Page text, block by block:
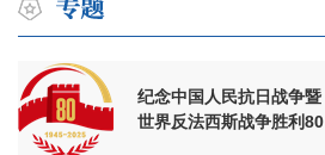
纪念中国人民抗日战争暨
世界反法西斯战争胜利80